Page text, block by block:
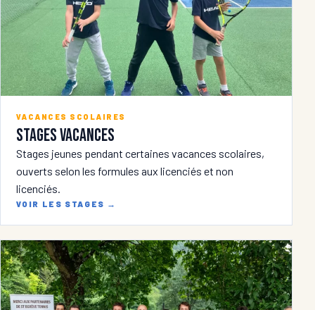
VACANCES SCOLAIRES
Stages vacances
Stages jeunes pendant certaines vacances scolaires,
ouverts selon les formules aux licenciés et non
licenciés.
VOIR LES STAGES →